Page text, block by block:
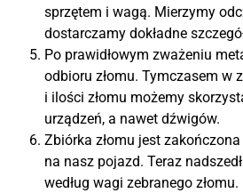
sprzętem i wagą. Mierzymy
dostarczamy dokładne
Po prawidłowym zważeniu
odbioru złomu. Tymczasem w
i ilości złomu możemy
urządzeń, a nawet dźwigów.
Zbiórka złomu jest zakończona
na nasz pojazd. Teraz
według wagi zebranego złomu.